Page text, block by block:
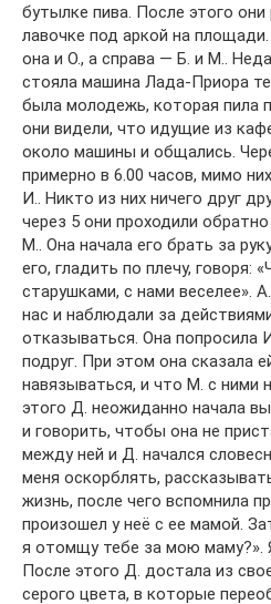
бутылке пива. После этого
лавочке под аркой на
она и О., а справа — Б. и М..
стояла машина Лада-Приора
была молодежь, которая пила
они видели, что идущие из
около машины и общались.
примерно в 6.00 часов, мимо
И.. Никто из них ничего друг
через 5 они проходили
М.. Она начала его брать за
его, гладить по плечу, говоря:
старушками, с нами веселее».
нас и наблюдали за
отказываться. Она попросила
подруг. При этом она сказала
навязываться, и что М. с ними
этого Д. неожиданно начала
и говорить, чтобы она не
между ней и Д. начался
меня ocкoрблять,
жизнь, после чего вспомнила
произошел у неё с ее мамой.
я отомщу тебе за мою маму?».
После этого Д. достала из
серого цвета, в которые